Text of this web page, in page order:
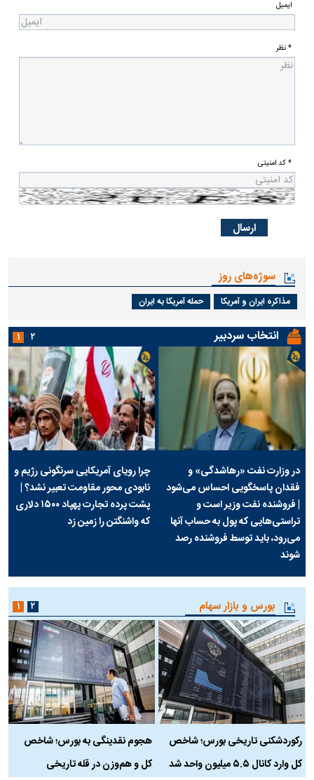
ایمیل
* نظر
* کد امنیتی
سوژه‌های روز
مذاکره ایران و آمریکا حمله آمریکا به ایران
انتخاب سردبیر
در وزارت نفت «رهاشدگی» و
فقدان پاسخگویی احساس می‌شود
| فروشنده نفت وزیر است و
تراستی‌هایی که پول به حساب آنها
می‌رود، باید توسط فروشنده رصد
شوند
چرا رویای آمریکایی سرنگونی رژیم و
نابودی محور مقاومت تعبیر نشد؟ |
پشت پرده تجارت پهپاد‌ ۱۵۰۰ دلاری
که واشنگتن را زمین زد
۱ ۲
بورس و بازار سهام
رکوردشکنی تاریخی بورس؛ شاخص
کل وارد کانال ۵.۵ میلیون واحد شد
هجوم نقدینگی به بورس؛ شاخص
کل و هم‌وزن در قله تاریخی
۱ ۲